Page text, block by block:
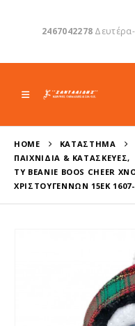
2467042278
HOME
ΚΑΤΆΣΤΗΜΑ
ΠΑΙΧΝΊΔΙΑ & ΚΑΤΑΣΚΕΥΈΣ,
TY BEANIE BOOS CHEER
ΧΡΙΣΤΟΥΓΈΝΝΩΝ 15ΕΚ 1607-